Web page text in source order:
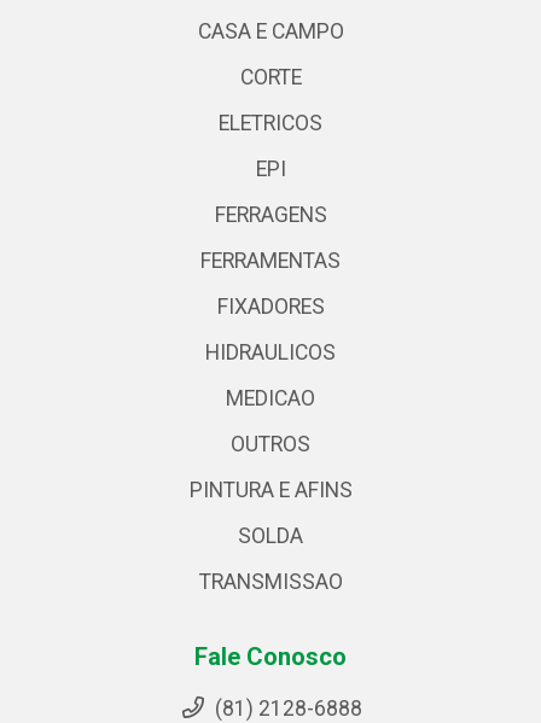
CASA E CAMPO
CORTE
ELETRICOS
EPI
FERRAGENS
FERRAMENTAS
FIXADORES
HIDRAULICOS
MEDICAO
OUTROS
PINTURA E AFINS
SOLDA
TRANSMISSAO
Fale Conosco
(81) 2128-6888